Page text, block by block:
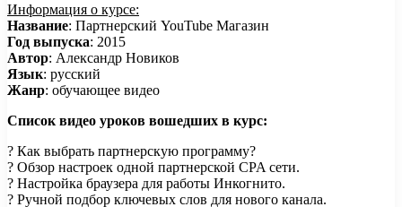
Информация о курсе:
Название: Партнерский YouTube Магазин
Год выпуска: 2015
Автор: Александр Новиков
Язык: русский
Жанр: обучающее видео
Список видео уроков вошедших в курс:
? Как выбрать партнерскую программу?
? Обзор настроек одной партнерской CPA сети.
? Настройка браузера для работы Инкогнито.
? Ручной подбор ключевых слов для нового канала.